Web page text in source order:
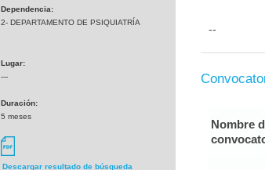
Dependencia:
2- DEPARTAMENTO DE PSIQUIATRÍA
Lugar:
---
Duración:
5 meses
Descargar resultado de búsqueda
--
Nombre